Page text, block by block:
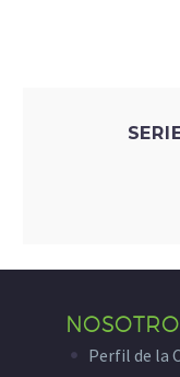
Perfil de la